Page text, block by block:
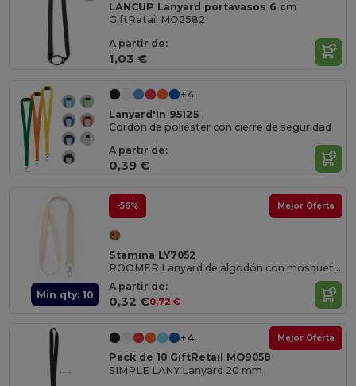
LANCUP Lanyard portavasos 6 cm
GiftRetail MO2582
A partir de:
1,03 €
+4
Lanyard'In 95125
Cordón de poliéster con cierre de seguridad
A partir de:
0,39 €
Min qty: 10
-56% Mejor Oferta
Stamina LY7052
ROOMER Lanyard de algodón con mosquetón
A partir de:
0,32 €0,72 €
Mejor Oferta
+4
Pack de 10 GiftRetail MO9058
SIMPLE LANY Lanyard 20 mm